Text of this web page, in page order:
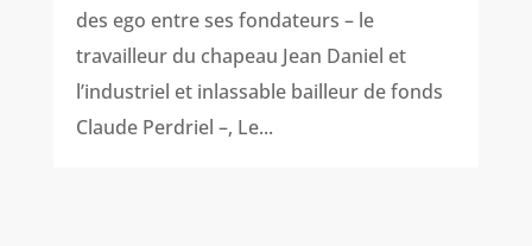
des ego entre ses fondateurs – le
travailleur du chapeau Jean Daniel et
l’industriel et inlassable bailleur de fonds
Claude Perdriel –, Le...